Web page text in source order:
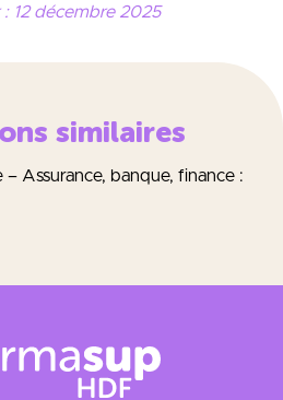
: 12 décembre 2025
similaires
– Assurance, banque, finance :